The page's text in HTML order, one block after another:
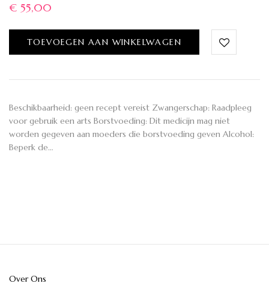
€ 55,00
TOEVOEGEN AAN WINKELWAGEN
Beschikbaarheid: geen recept vereist Zwangerschap: Raadpleeg
voor gebruik een arts Borstvoeding: Dit medicijn mag niet
worden gegeven aan moeders die borstvoeding geven Alcohol:
Beperk de…
Over Ons